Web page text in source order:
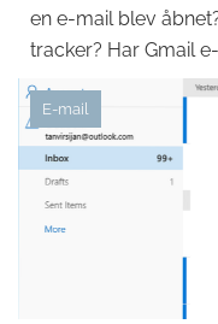
en e-mail blev
tracker? Har Gmail
E-mail